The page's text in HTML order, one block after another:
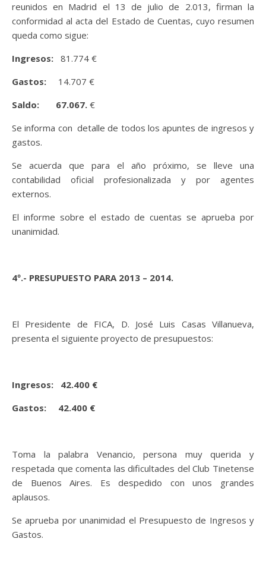
reunidos en Madrid el 13 de julio de 2.013, firman la
conformidad al acta del Estado de Cuentas, cuyo resumen
queda como sigue:
Ingresos: 81.774 €
Gastos: 14.707 €
Saldo: 67.067. €
Se informa con detalle de todos los apuntes de ingresos y
gastos.
Se acuerda que para el año próximo, se lleve una
contabilidad oficial profesionalizada y por agentes
externos.
El informe sobre el estado de cuentas se aprueba por
unanimidad.
4º.- PRESUPUESTO PARA 2013 – 2014.
El Presidente de FICA, D. José Luis Casas Villanueva,
presenta el siguiente proyecto de presupuestos:
Ingresos: 42.400 €
Gastos: 42.400 €
Toma la palabra Venancio, persona muy querida y
respetada que comenta las dificultades del Club Tinetense
de Buenos Aires. Es despedido con unos grandes
aplausos.
Se aprueba por unanimidad el Presupuesto de Ingresos y
Gastos.